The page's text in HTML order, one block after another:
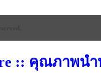
คุณภาพนำหน้